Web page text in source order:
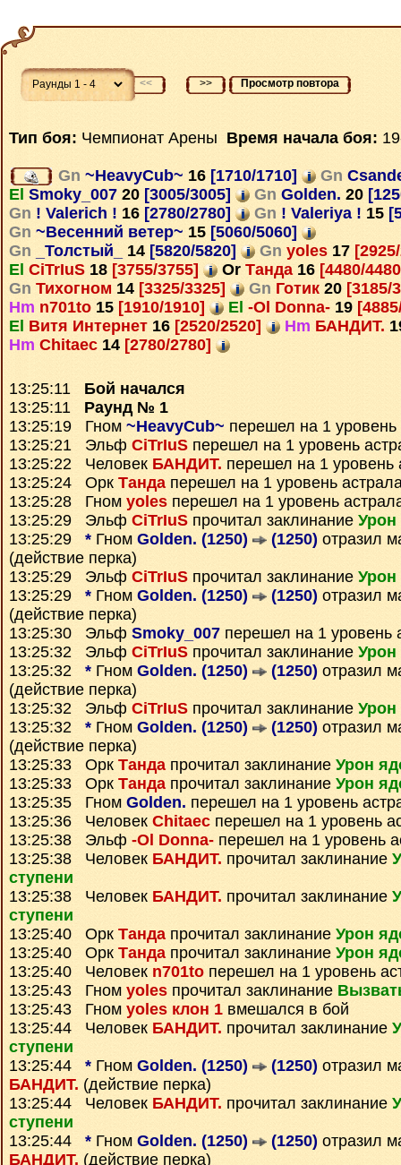
<< >> Просмотр повтора
Тип боя: Чемпионат Арены Время начала боя:
Gn ~HeavyCub~ 16 [1710/1710] Gn
El Smoky_007 20 [3005/3005] Gn Golden. 20
Gn ! Valerich ! 16 [2780/2780] Gn ! Valeriya ! 15
Gn ~Весенний ветер~ 15 [5060/5060]
Gn
_Толстый_ 14 [5820/5820] Gn yoles 17
El CiTrIuS 18 [3755/3755] Or Танда 16 [4480/
Gn Тихогном 14 [3325/3325] Gn Готик 20 [3185/
Hm n701to 15 [1910/1910] El -Ol Donna- 19
El Витя Интернет 16 [2520/2520] Hm БАНДИТ.
Hm Chitaec 14 [2780/2780]
13:25:11 Бой начался
13:25:11 Раунд № 1
13:25:19 Гном ~HeavyCub~ перешел на 1 уровень
13:25:21 Эльф CiTrIuS перешел на 1 уровень
13:25:22 Человек БАНДИТ. перешел на 1 уровень
13:25:24 Орк Тандаперешел на 1 уровень
13:25:28 Гном yoles перешел на 1 уровень
13:25:29 Эльф CiTrIuS прочитал заклинание Урон
13:25:29 * Гном Golden. (1250) (1250) отразил
(действие перка)
13:25:29 Эльф CiTrIuS прочитал заклинание Урон
13:25:29 * Гном Golden. (1250) (1250) отразил
(действие перка)
13:25:30 Эльф Smoky_007 перешел на 1 уровень
13:25:32 Эльф CiTrIuS прочитал заклинание Урон
13:25:32 * Гном Golden. (1250) (1250) отразил
(действие перка)
13:25:32 Эльф CiTrIuS прочитал заклинание Урон
13:25:32 * Гном Golden. (1250) (1250) отразил
(действие перка)
13:25:33 Орк Тандапрочитал заклинание Урон
13:25:33 Орк Тандапрочитал заклинание Урон
13:25:35 Гном Golden. перешел на 1 уровень
13:25:36 Человек Chitaec перешел на 1 уровень
13:25:38 Эльф -Ol Donna- перешел на 1 уровень
13:25:38 Человек БАНДИТ. прочитал заклинание
ступени
13:25:38 Человек БАНДИТ. прочитал заклинание
ступени
13:25:40 Орк Тандапрочитал заклинание Урон
13:25:40 Орк Тандапрочитал заклинание Урон
13:25:40 Человек n701to перешел на 1 уровень
13:25:43 Гном yoles прочитал заклинание
13:25:43 Гном yoles клон 1 вмешался в бой
13:25:44 Человек БАНДИТ. прочитал заклинание
ступени
13:25:44 * Гном Golden. (1250) (1250) отразил
БАНДИТ. (действие перка)
13:25:44 Человек БАНДИТ. прочитал заклинание
ступени
13:25:44 * Гном Golden. (1250) (1250) отразил
БАНДИТ. (действие перка)